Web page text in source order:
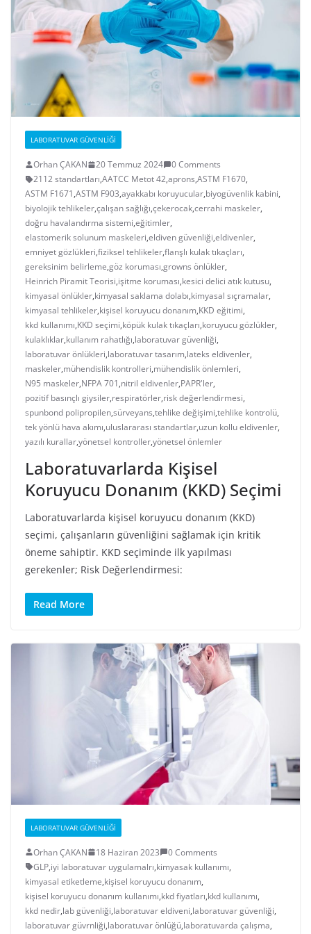
LABORATUVAR GÜVENLIĞI
Orhan ÇAKAN 20 Temmuz 2024
0 Comments
2112 standartları,AATCC Metot 42,aprons,ASTM F1670,
ASTM F1671,ASTM F903,ayakkabı koruyucular,biyogüvenlik kabini,
biyolojik tehlikeler,çalışan sağlığı,çekerocak,cerrahi maskeler,
doğru havalandırma sistemi,eğitimler,
elastomerik solunum maskeleri,eldiven güvenliği,eldivenler,
emniyet gözlükleri,fiziksel tehlikeler,flanşlı kulak tıkaçları,
gereksinim belirleme,göz koruması,growns önlükler,
Heinrich Piramit Teorisi,işitme koruması,kesici delici atık kutusu,
kimyasal önlükler,kimyasal saklama dolabı,kimyasal sıçramalar,
kimyasal tehlikeler,kişisel koruyucu donanım,KKD eğitimi,
kkd kullanımı,KKD seçimi,köpük kulak tıkaçları,koruyucu gözlükler,
kulaklıklar,kullanım rahatlığı,laboratuvar güvenliği,
laboratuvar önlükleri,laboratuvar tasarım,lateks eldivenler,
maskeler,mühendislik kontrolleri,mühendislik önlemleri,
N95 maskeler,NFPA 701,nitril eldivenler,PAPR'ler,
pozitif basınçlı giysiler,respiratörler,risk değerlendirmesi,
spunbond polipropilen,sürveyans,tehlike değişimi,tehlike kontrolü,
tek yönlü hava akımı,uluslararası standartlar,uzun kollu eldivenler,
yazılı kurallar,yönetsel kontroller,yönetsel önlemler
Laboratuvarlarda Kişisel
Koruyucu Donanım (KKD) Seçimi
Laboratuvarlarda kişisel koruyucu donanım (KKD)
seçimi, çalışanların güvenliğini sağlamak için kritik
öneme sahiptir. KKD seçiminde ilk yapılması
gerekenler; Risk Değerlendirmesi:
Read More
LABORATUVAR GÜVENLIĞI
Orhan ÇAKAN 18 Haziran 2023
0 Comments
GLP,iyi laboratuvar uygulamalrı,kimyasak kullanımı,
kimyasal etiketleme,kişisel koruyucu donanım,
kişisel koruyucu donanım kullanımı,kkd fiyatları,kkd kullanımı,
kkd nedir,lab güvenliği,laboratuvar eldiveni,laboratuvar güvenliği,
laboratuvar güvrnliği,laboratuvar önlüğü,laboratuvarda çalışma,